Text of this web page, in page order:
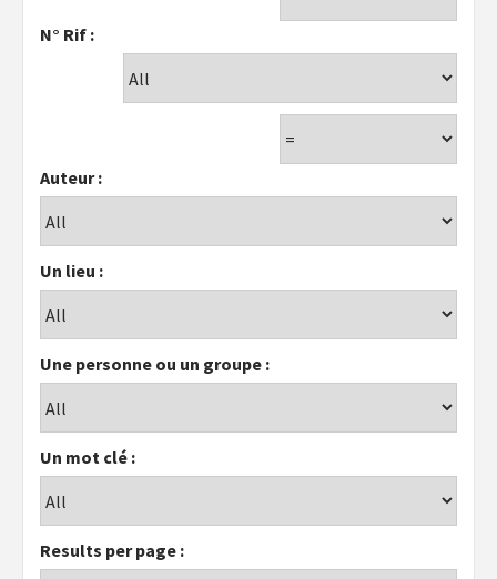
N° Rif :
Auteur :
Un lieu :
Une personne ou un groupe :
Un mot clé :
Results per page :